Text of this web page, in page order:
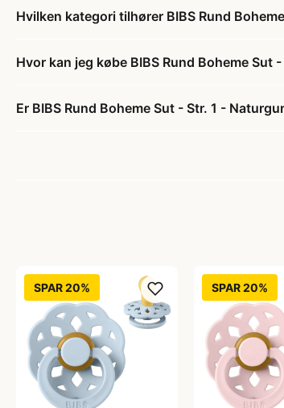
Hvilken kategori tilhører BIBS Rund
Hvor kan jeg købe BIBS Rund Boheme Sut
Er BIBS Rund Boheme Sut - Str. 1 -
SPAR 20% SPAR 20%